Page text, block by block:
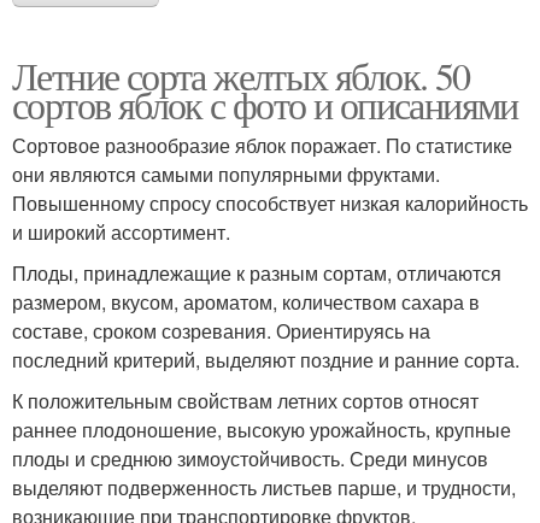
Летние сорта желтых яблок. 50
сортов яблок с фото и описаниями
Сортовое разнообразие яблок поражает. По статистике
они являются самыми популярными фруктами.
Повышенному спросу способствует низкая калорийность
и широкий ассортимент.
Плоды, принадлежащие к разным сортам, отличаются
размером, вкусом, ароматом, количеством сахара в
составе, сроком созревания. Ориентируясь на
последний критерий, выделяют поздние и ранние сорта.
К положительным свойствам летних сортов относят
раннее плодоношение, высокую урожайность, крупные
плоды и среднюю зимоустойчивость. Среди минусов
выделяют подверженность листьев парше, и трудности,
возникающие при транспортировке фруктов.